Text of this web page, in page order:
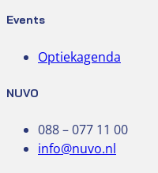
Events
Optiekagenda
NUVO
088 – 077 11 00
info@nuvo.nl